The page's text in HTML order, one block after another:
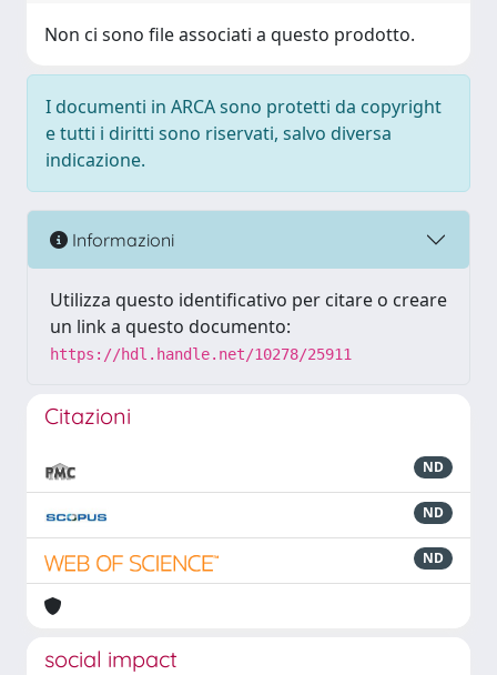
Non ci sono file associati a questo prodotto.
I documenti in ARCA sono protetti da copyright
e tutti i diritti sono riservati, salvo diversa
indicazione.
Informazioni
Utilizza questo identificativo per citare o creare
un link a questo documento:
https://hdl.handle.net/10278/25911
Citazioni
ND
ND
ND
social impact